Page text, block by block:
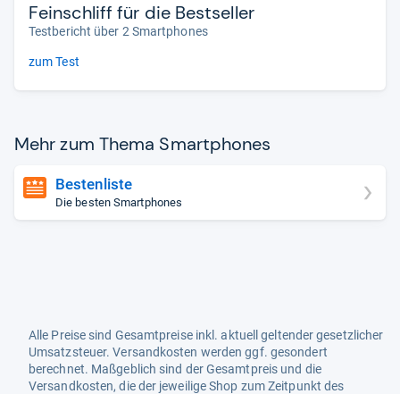
Feinschliff für die Bestseller
Testbericht über 2 Smartphones
zum Test
Mehr zum Thema Smart­pho­nes
Bestenliste
Die besten Smartphones
Alle Preise sind Gesamtpreise inkl. aktuell geltender gesetzlicher
Umsatzsteuer. Versandkosten werden ggf. gesondert
berechnet. Maßgeblich sind der Gesamtpreis und die
Versandkosten, die der jeweilige Shop zum Zeitpunkt des